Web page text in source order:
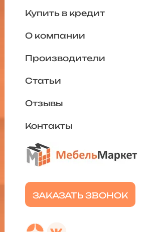
ЗАКАЗАТЬ ЗВОНОК
Купить в кредит
О компании
Производители
Статьи
Отзывы
Контакты